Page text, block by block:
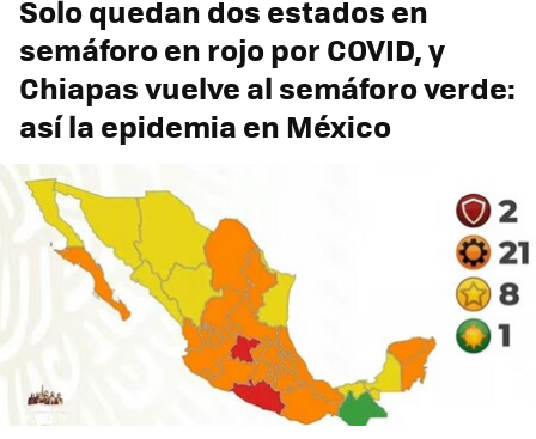
Solo quedan dos estados en
semáforo en rojo por COVID, y
Chiapas vuelve al semáforo verde:
así la epidemia en México